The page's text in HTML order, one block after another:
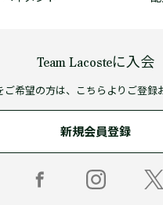
Team Lacosteに入会
ご希望の方は、こちらよりご登録
新規会員登録